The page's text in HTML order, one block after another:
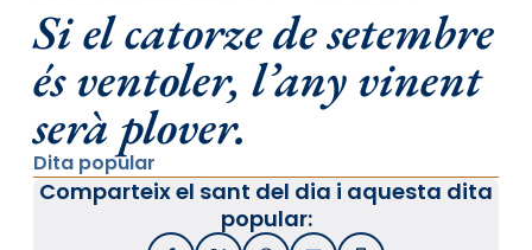
Si el catorze de setembre
és ventoler, l’any vinent
serà plover.
Dita popular
Comparteix el sant del dia i aquesta dita
popular: